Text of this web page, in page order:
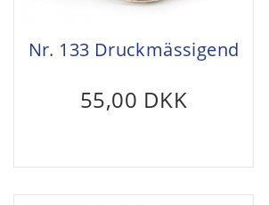
Nr. 133 Druckmässigend
55,00 DKK